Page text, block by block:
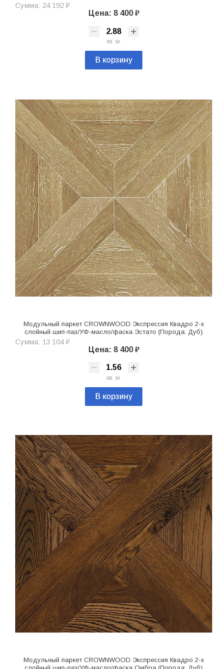
Сумма: 24 192 ₽
Цена: 8 400 ₽
кв. м.
В корзину
Модульный паркет CROWNWOOD Экспрессия Квадро 2-х
слойный шип-паз/УФ-масло/фаска Эстато (Порода: Дуб)
Сумма: 13 104 ₽
Цена: 8 400 ₽
кв. м.
В корзину
Модульный паркет CROWNWOOD Экспрессия Квадро 2-х